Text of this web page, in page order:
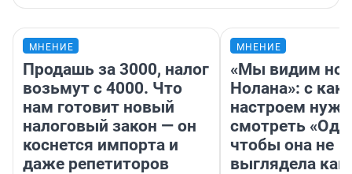
МНЕНИЕ
Продашь за 3000, налог
возьмут с 4000. Что
нам готовит новый
налоговый закон — он
коснется импорта и
даже репетиторов
МНЕНИЕ
«Мы видим
Нолана»: с
настроем
смотреть
чтобы она не
выглядела как